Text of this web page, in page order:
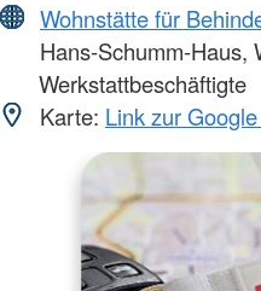
Wohnstätte für
Hans-Schumm-Haus,
Werkstattbeschäftigte
Karte: Link zur